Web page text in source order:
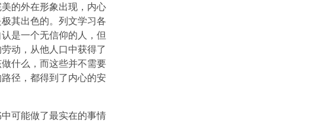
的外在形象出现，内心
其出色的。列文学习各
是一个无信仰的人，但
动，从他人口中获得了
什么，而这些并不需要
径，都得到了内心的安
可能做了最实在的事情